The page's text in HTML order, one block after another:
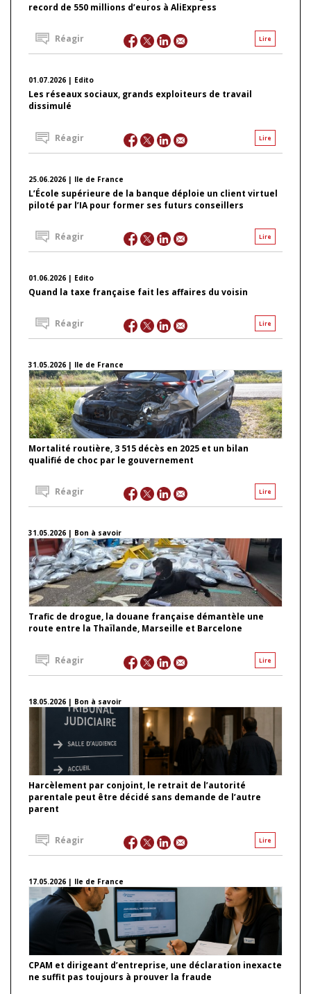
record de 550 millions d’euros à AliExpress
Lire
Réagir
01.07.2026 | Edito
Les réseaux sociaux, grands exploiteurs de travail
dissimulé
Lire
Réagir
25.06.2026 | Ile de France
L’École supérieure de la banque déploie un client virtuel
piloté par l’IA pour former ses futurs conseillers
Lire
Réagir
01.06.2026 | Edito
Quand la taxe française fait les affaires du voisin
Lire
Réagir
31.05.2026 | Ile de France
Mortalité routière, 3 515 décès en 2025 et un bilan
qualifié de choc par le gouvernement
Lire
Réagir
31.05.2026 | Bon à savoir
Trafic de drogue, la douane française démantèle une
route entre la Thaïlande, Marseille et Barcelone
Lire
Réagir
18.05.2026 | Bon à savoir
Harcèlement par conjoint, le retrait de l’autorité
parentale peut être décidé sans demande de l’autre
parent
Lire
Réagir
17.05.2026 | Ile de France
CPAM et dirigeant d’entreprise, une déclaration inexacte
ne suffit pas toujours à prouver la fraude